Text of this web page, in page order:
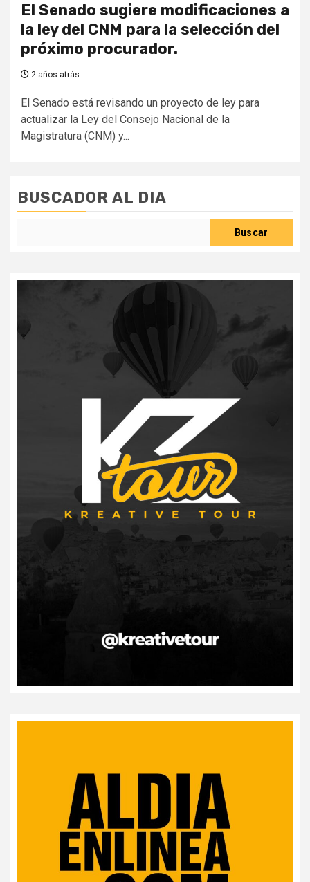
El Senado sugiere modificaciones a
la ley del CNM para la selección del
próximo procurador.
2 años atrás
El Senado está revisando un proyecto de ley para
actualizar la Ley del Consejo Nacional de la
Magistratura (CNM) y...
BUSCADOR AL DIA
Buscar